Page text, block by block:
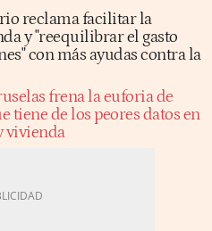
reclama facilitar la
y "reequilibrar el gasto
con más ayudas contra la
frena la euforia de
tiene de los peores datos en
vivienda